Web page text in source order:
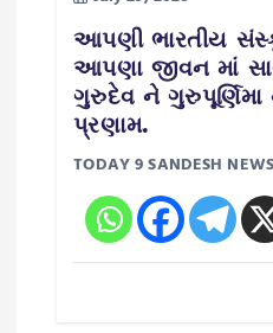
આપણી ભારતીય
આપણા જીવન માં
ગુરુદેવ ને
પ્રણામ.
TODAY 9 SANDESH